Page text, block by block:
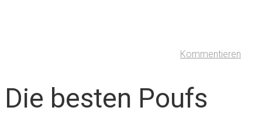
Kommentieren
Die besten Poufs